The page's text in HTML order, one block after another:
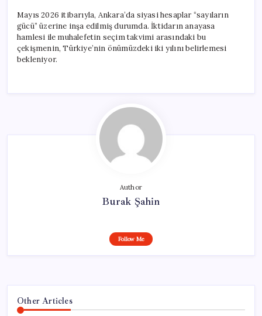
Mayıs 2026 itibarıyla, Ankara’da siyasi hesaplar “sayıların
gücü” üzerine inşa edilmiş durumda. İktidarın anayasa
hamlesi ile muhalefetin seçim takvimi arasındaki bu
çekişmenin, Türkiye’nin önümüzdeki iki yılını belirlemesi
bekleniyor.
Author
Burak Şahin
Follow Me
Other Articles